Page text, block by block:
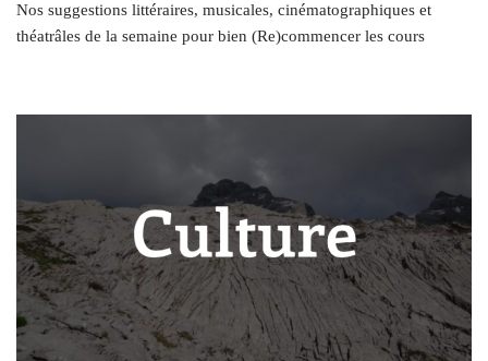
Nos suggestions littéraires, musicales, cinématographiques et
théatrâles de la semaine pour bien (Re)commencer les cours